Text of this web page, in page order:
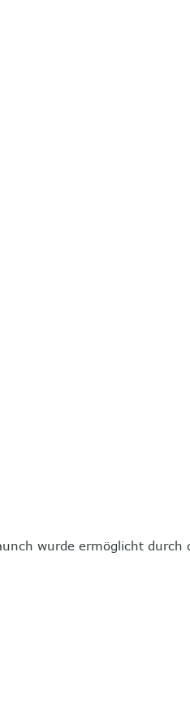
wurde ermöglicht durch